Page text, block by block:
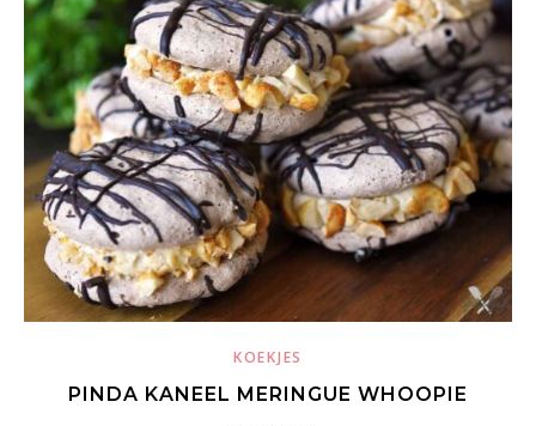
KOEKJES
PINDA KANEEL MERINGUE WHOOPIE